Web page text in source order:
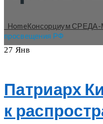
HomeКонсорциум
просвещения РФ
27 Янв
Патриарх
к